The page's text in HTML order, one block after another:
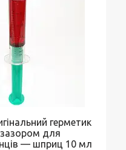
герметик
зазором для
— шприц 10 мл